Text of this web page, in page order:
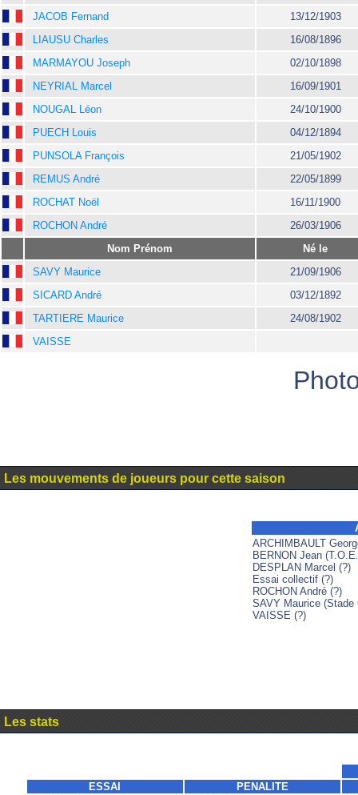
JACOB Fernand
13/12/1903
LIAUSU Charles
16/08/1896
MARMAYOU Joseph
02/10/1898
NEYRIAL Marcel
16/09/1901
NOUGAL Léon
24/10/1900
PUECH Louis
04/12/1894
PUNSOLA François
21/05/1902
REMUS André
22/05/1899
ROCHAT Noël
16/11/1900
ROCHON André
26/03/1906
Nom Prénom
Né le
SAVY Maurice
21/09/1906
SICARD André
03/12/1892
TARTIERE Maurice
24/08/1902
VAISSE
Les mouvements de joueurs pour cette saison
ARCHIMBAULT
BERNON Jean
DESPLAN Marcel (?)
Essai collectif (?)
ROCHON André (?)
SAVY Maurice (Stade
VAISSE (?)
Les stats
ESSAI
PENALITE